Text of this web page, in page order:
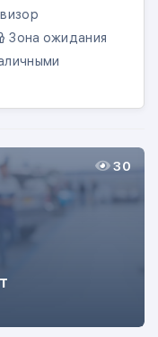
Зона ожидания
30